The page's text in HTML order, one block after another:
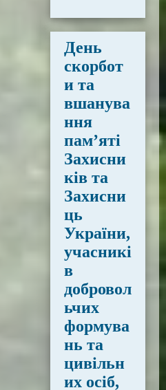
День
скорбот
и та
вшанува
ння
пам’яті
Захисни
ків та
Захисни
ць
України,
учасникі
в
добровол
ьчих
формува
нь та
цивільн
их осіб,